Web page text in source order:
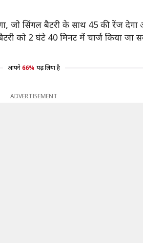
जो सिंगल बैटरी के साथ 45 की रेंज देगा
को 2 घंटे 40 मिनट में चार्ज किया
आपने 66% पढ़ लिया है
ADVERTISEMENT